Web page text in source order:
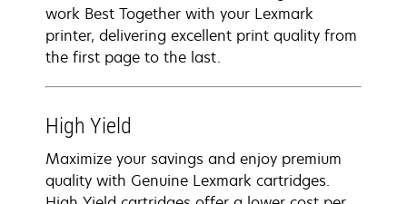
work Best Together with your Lexmark
printer, delivering excellent print quality from
the first page to the last.
High Yield
Maximize your savings and enjoy premium
quality with Genuine Lexmark cartridges.